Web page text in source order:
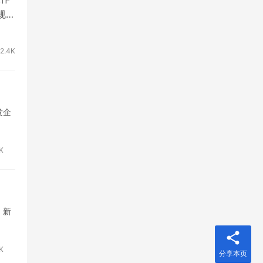
划
2.4K
企
新
分享本页